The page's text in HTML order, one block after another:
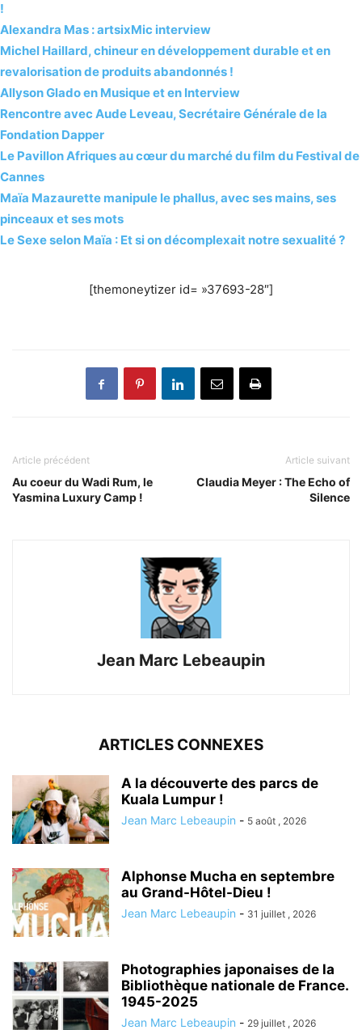
!
Alexandra Mas : artsixMic interview
Michel Haillard, chineur en développement durable et en
revalorisation de produits abandonnés !
Allyson Glado en Musique et en Interview
Rencontre avec Aude Leveau, Secrétaire Générale de la
Fondation Dapper
Le Pavillon Afriques au cœur du marché du film du Festival de
Cannes
Maïa Mazaurette manipule le phallus, avec ses mains, ses
pinceaux et ses mots
Le Sexe selon Maïa : Et si on décomplexait notre sexualité ?
[themoneytizer id= »37693-28″]
Article précédent
Au coeur du Wadi Rum, le
Yasmina Luxury Camp !
Article suivant
Claudia Meyer : The Echo of
Silence
Jean Marc Lebeaupin
ARTICLES CONNEXES
A la découverte des parcs de
Kuala Lumpur !
Jean Marc Lebeaupin - 5 août , 2026
Alphonse Mucha en septembre
au Grand-Hôtel-Dieu !
Jean Marc Lebeaupin - 31 juillet , 2026
Photographies japonaises de la
Bibliothèque nationale de France.
1945-2025
Jean Marc Lebeaupin - 29 juillet , 2026